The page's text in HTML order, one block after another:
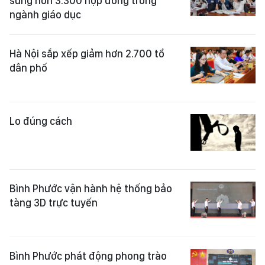
ngành giáo dục
Hà Nội sắp xếp giảm hơn 2.700 tổ
dân phố
Lo đúng cách
Bình Phước vận hành hệ thống bảo
tàng 3D trực tuyến
Bình Phước phát động phong trào